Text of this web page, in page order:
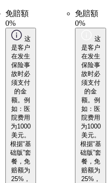
免賠額
0%
这
是客户
在发生
保险事
故时必
须支付
的金
额。例
如：医
院费用
为1000
美元。
根据“基
础版”套
餐，免
赔额为
25%，
免賠額
0%
这
是客户
在发生
保险事
故时必
须支付
的金
额。例
如：医
院费用
为1000
美元。
根据“基
础版”套
餐，免
赔额为
25%，